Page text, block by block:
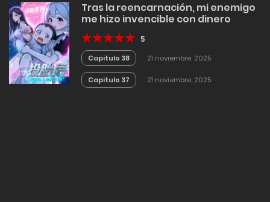
Tras la reencarnación, mi enemigo
me hizo invencible con dinero
5
Capitulo 38 21 noviembre, 2025
Capitulo 37 21 noviembre, 2025